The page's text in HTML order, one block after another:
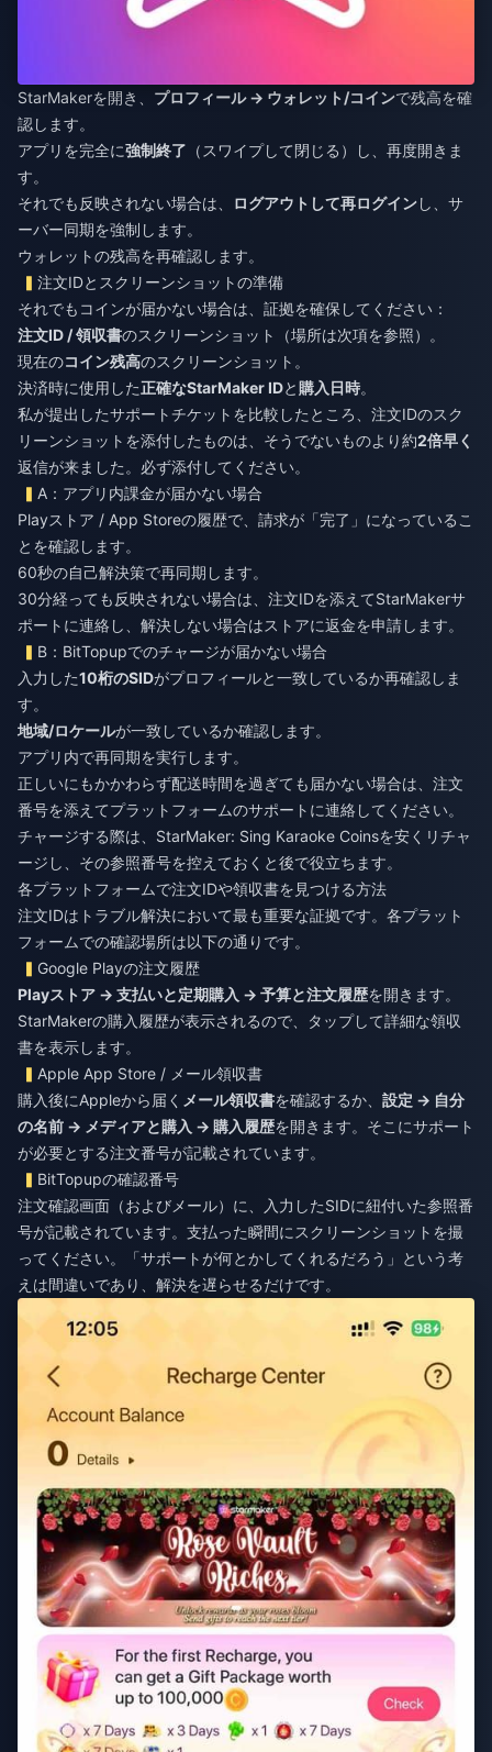
StarMakerを開き、 プロフィール → ウォレット/コインで残高を確
認します。
アプリを完全に強制終了 （スワイプして閉じる）し、再度開きま
す。
それでも反映されない場合は、
ログアウトして再ログインし、サ
ーバー同期を強制します。
ウォレットの残高を再確認します。
注文IDとスクリーンショットの準備
それでもコインが届かない場合は、証拠を確保してください：
注文ID / 領収書のスクリーンショット（場所は次項を参照）。
現在のコイン残高のスクリーンショット。
決済時に使用した正確なStarMaker IDと購入日時。
私が提出したサポートチケットを比較したところ、注文IDのスク
リーンショットを添付したものは、そうでないものより約2倍早く
返信が来ました。必ず添付してください。
A：アプリ内課金が届かない場合
Playストア / App Storeの履歴で、請求が「完了」になっているこ
とを確認します。
60秒の自己解決策で再同期します。
30分経っても反映されない場合は、注文IDを添えてStarMakerサ
ポートに連絡し、解決しない場合はストアに返金を申請します。
B：BitTopupでのチャージが届かない場合
入力した10桁のSIDがプロフィールと一致しているか再確認しま
す。
地域/ロケールが一致しているか確認します。
アプリ内で再同期を実行します。
正しいにもかかわらず配送時間を過ぎても届かない場合は、注文
番号を添えてプラットフォームのサポートに連絡してください。
チャージする際は、 StarMaker: Sing Karaoke Coinsを安くリチャ
ージ し、その参照番号を控えておくと後で役立ちます。
各プラットフォームで注文IDや領収書を見つける方法
注文IDはトラブル解決において最も重要な証拠です。各プラット
フォームでの確認場所は以下の通りです。
Google Playの注文履歴
Playストア → 支払いと定期購入 → 予算と注文履歴を開きます。
StarMakerの購入履歴が表示されるので、タップして詳細な領収
書を表示します。
Apple App Store / メール領収書
購入後にAppleから届く メール領収書を確認するか、 設定 → 自分
の名前 → メディアと購入 → 購入履歴を開きます。そこにサポート
が必要とする注文番号が記載されています。
BitTopupの確認番号
注文確認画面（およびメール）に、入力したSIDに紐付いた参照番
号が記載されています。支払った瞬間にスクリーンショットを撮
ってください。「サポートが何とかしてくれるだろう」という考
えは間違いであり、解決を遅らせるだけです。